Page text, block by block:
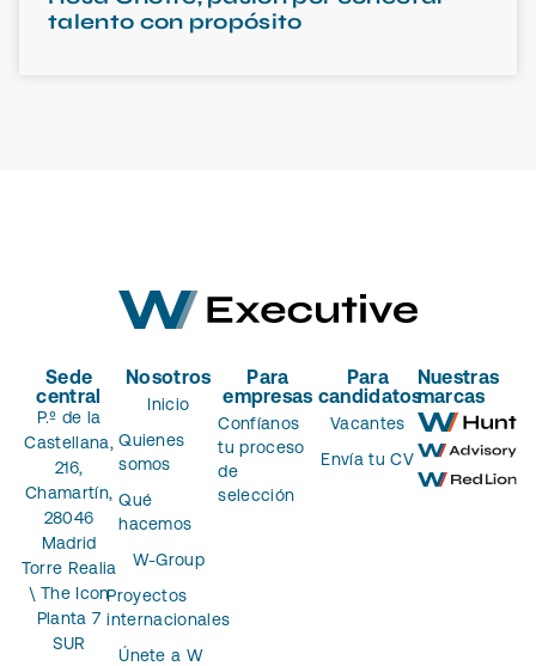
talento con propósito
Sede
central
P.º de la
Castellana,
216,
Chamartín,
28046
Madrid
Torre Realia
\ The Icon
Planta 7
SUR
Nosotros
Inicio
Quienes
somos
Qué
hacemos
W-Group
Proyectos
internacionales
Únete a W
Para
empresas
Confíanos
tu proceso
de
selección
Para
candidatos
Vacantes
Envía tu CV
Nuestras
marcas